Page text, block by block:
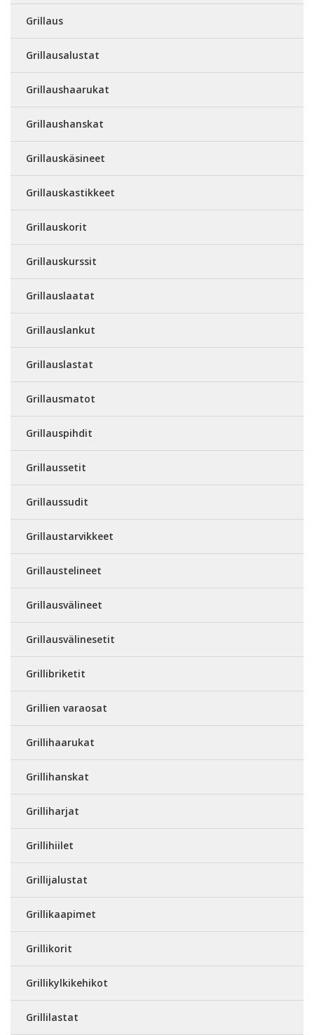
Grillaus
Grillausalustat
Grillaushaarukat
Grillaushanskat
Grillauskäsineet
Grillauskastikkeet
Grillauskorit
Grillauskurssit
Grillauslaatat
Grillauslankut
Grillauslastat
Grillausmatot
Grillauspihdit
Grillaussetit
Grillaussudit
Grillaustarvikkeet
Grillaustelineet
Grillausvälineet
Grillausvälinesetit
Grillibriketit
Grillien varaosat
Grillihaarukat
Grillihanskat
Grilliharjat
Grillihiilet
Grillijalustat
Grillikaapimet
Grillikorit
Grillikylkikehikot
Grillilastat